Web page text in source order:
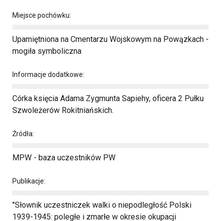
Miejsce pochówku:
Upamiętniona na Cmentarzu Wojskowym na Powązkach -
mogiła symboliczna
Informacje dodatkowe:
Córka księcia Adama Zygmunta Sapiehy, oficera 2 Pułku
Szwoleżerów Rokitniańskich.
Źródła:
MPW - baza uczestników PW
Publikacje:
"Słownik uczestniczek walki o niepodległość Polski
1939-1945: poległe i zmarłe w okresie okupacji